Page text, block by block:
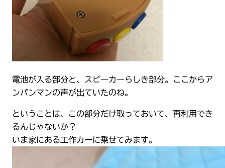
電池が入る部分と、スピーカーらしき部分。ここからア
ンパンマンの声が出ていたのね。
ということは、この部分だけ取っておいて、再利用でき
るんじゃないか？
いま家にある工作カーに乗せてみます。